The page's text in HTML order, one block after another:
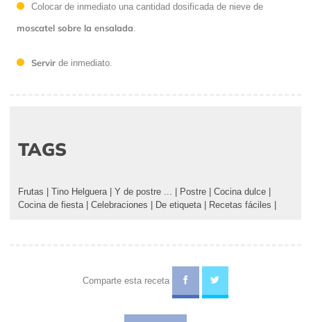
Colocar de inmediato una cantidad dosificada de nieve de
moscatel sobre la ensalada
Servir de inmediato.
TAGS
Frutas | Tino Helguera | Y de postre ... | Postre | Cocina dulce |
Cocina de fiesta | Celebraciones | De etiqueta | Recetas fáciles |
Comparte esta receta